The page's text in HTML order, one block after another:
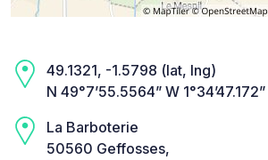
49.1321, -1.5798 (lat, lng)
N 49°7’55.5564” W 1°34’47.172”
La Barboterie
50560 Geffosses,